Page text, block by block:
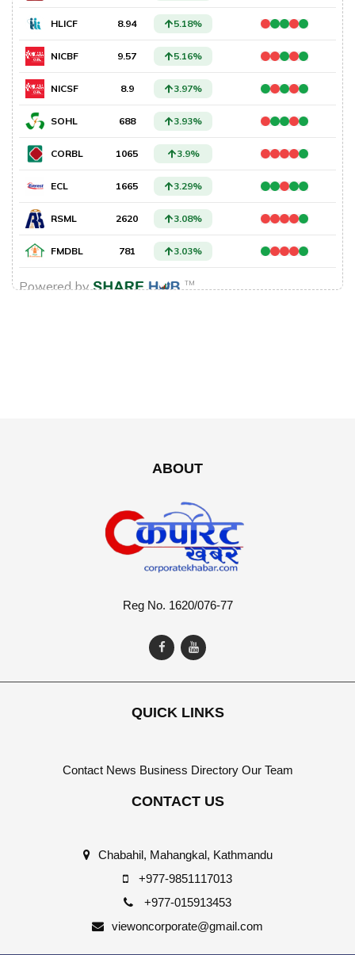
ABOUT
Reg No. 1620/076-77
QUICK LINKS
Contact News Business Directory Our Team
CONTACT US
Chabahil, Mahangkal, Kathmandu
+977-9851117013
+977-015913453
viewoncorporate@gmail.com